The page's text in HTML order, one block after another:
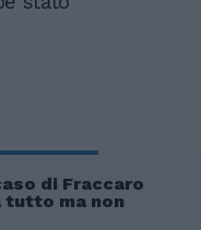
di Fraccaro
tutto ma non